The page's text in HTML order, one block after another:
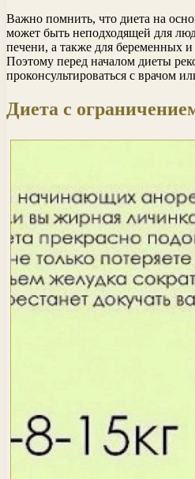
Важно помнить, что диета на
может быть неподходящей для
печени, а также для беременных
Поэтому перед началом диеты
проконсультироваться с врачом
Диета с